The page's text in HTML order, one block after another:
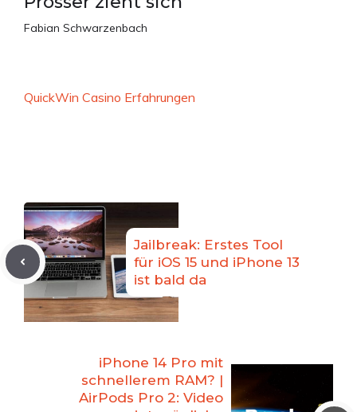
Fabian Schwarzenbach
QuickWin Casino Erfahrungen
Jailbreak: Erstes Tool
für iOS 15 und iPhone 13
ist bald da
iPhone 14 Pro mit
schnellerem RAM? |
AirPods Pro 2: Video